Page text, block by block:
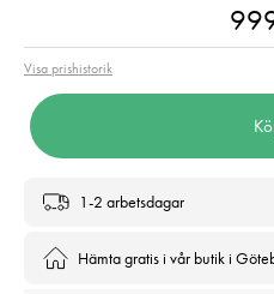
Visa prishistorik
1-2 arbetsdagar
Hämta gratis i vår butik i